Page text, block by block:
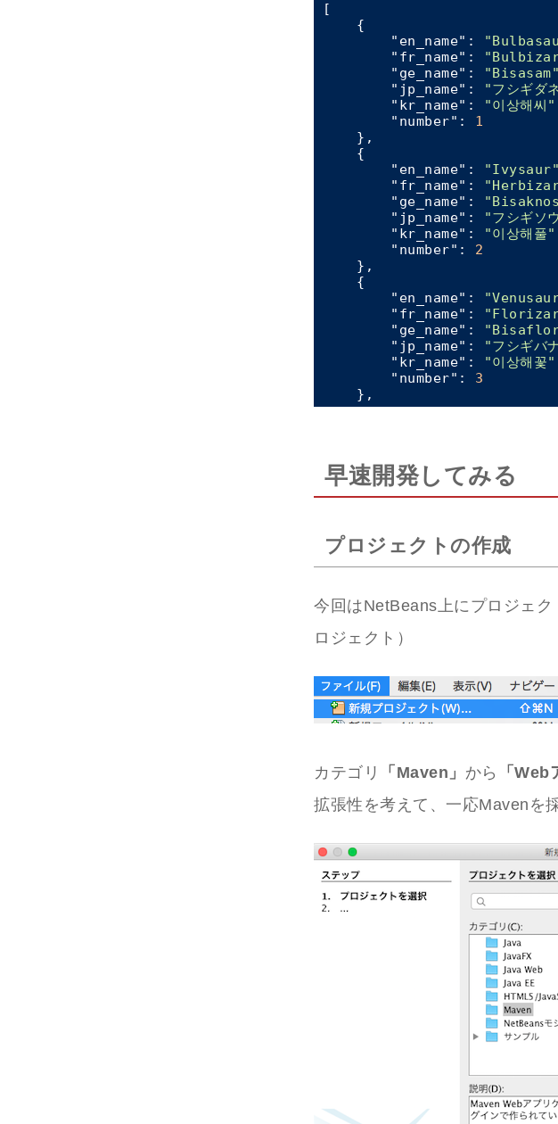
[
    {
"en_name" :
"fr_name" :
"ge_name" : "Bisasam"
"jp_name" : "フシギダ
"kr_name" : "이상해씨"
"number" : 1
    },
    {
"en_name" : "Ivysaur"
"fr_name" :
"ge_name" :
"jp_name" : "フシギソ
"kr_name" : "이상해풀"
"number" : 2
    },
    {
"en_name" :
"fr_name" :
"ge_name" :
"jp_name" : "フシギバ
"kr_name" : "이상해꽃"
"number" : 3
早速開発してみる
プロジェクトの作成
今回はNetBeans上にプロジェ
ロジェクト）
カテゴリ 「Maven」 から 「Web
拡張性を考えて、一応Mavenを